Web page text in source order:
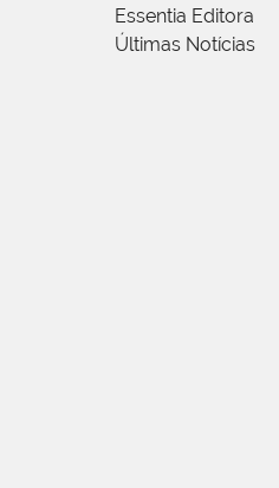
Essentia Editora
Últimas Notícias